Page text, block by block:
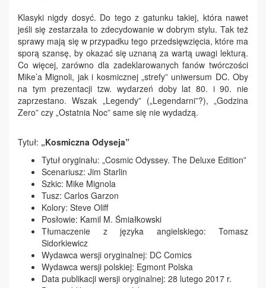
Klasyki nigdy dosyć. Do tego z gatunku takiej, która nawet
jeśli się zestarzała to zdecydowanie w dobrym stylu. Tak też
sprawy mają się w przypadku tego przedsięwzięcia, które ma
sporą szansę, by okazać się uznaną za wartą uwagi lekturą.
Co więcej, zarówno dla zadeklarowanych fanów twórczości
Mike’a Mignoli, jak i kosmicznej „strefy” uniwersum DC. Oby
na tym prezentacji tzw. wydarzeń doby lat 80. i 90. nie
zaprzestano. Wszak „Legendy” („Legendarni”?), „Godzina
Zero” czy „Ostatnia Noc” same się nie wydadzą.
Tytuł: „Kosmiczna Odyseja”
Tytuł oryginału: „Cosmic Odyssey. The Deluxe Edition”
Scenariusz: Jim Starlin
Szkic: Mike Mignola
Tusz: Carlos Garzon
Kolory: Steve Oliff
Posłowie: Kamil M. Śmiałkowski
Tłumaczenie z języka angielskiego: Tomasz
Sidorkiewicz
Wydawca wersji oryginalnej: DC Comics
Wydawca wersji polskiej: Egmont Polska
Data publikacji wersji oryginalnej: 28 lutego 2017 r.